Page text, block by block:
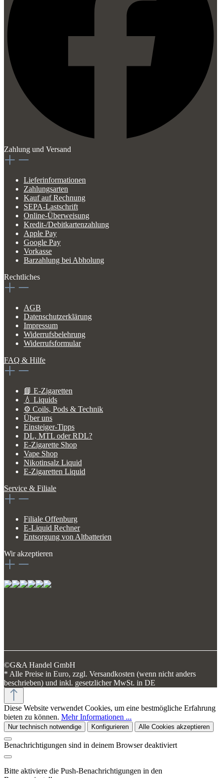
Zahlung und Versand
Lieferinformationen
Zahlungsarten
Kauf auf Rechnung
SEPA-Lastschrift
Online-Überweisung
Kredit-/Debitkartenzahlung
Apple Pay
Google Pay
Vorkasse
Barzahlung bei Abholung
Rechtliches
AGB
Datenschutzerklärung
Impressum
Widerrufsbelehrung
Widerrufsformular
FAQ & Hilfe
📘 E-Zigaretten
💧 Liquids
⚙️ Coils, Pods & Technik
Über uns
Einsteiger-Tipps
DL, MTL oder RDL?
E-Zigarette Shop
Vape Shop
Nikotinsalz Liquid
E-Zigaretten Liquid
Service & Filiale
Filiale Offenburg
E-Liquid Rechner
Entsorgung von Altbatterien
Wir akzeptieren
©G&A Handel GmbH
* Alle Preise in Euro, zzgl. Versandkosten (wenn nicht anders
beschrieben) und inkl. gesetzlicher MwSt. in DE
Diese Website verwendet Cookies, um eine bestmögliche Erfahrung
bieten zu können. Mehr Informationen ...
Nur technisch notwendige Konfigurieren Alle Cookies akzeptieren
Benachrichtigungen sind in deinem Browser deaktiviert
Bitte aktiviere die Push-Benachrichtigungen in den